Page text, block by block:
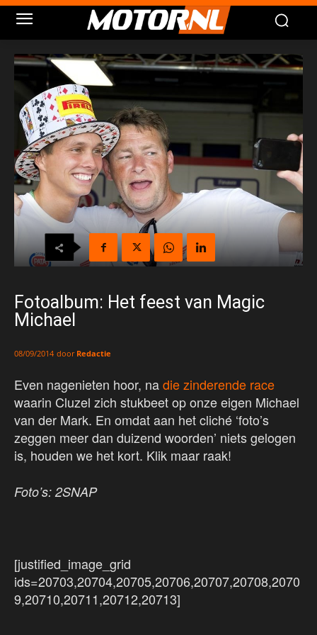
Fotoalbum: Het feest van Magic
Michael
08/09/2014 door Redactie
Even nagenieten hoor, nadie zinderende race
waarin Cluzel zich stukbeet op onze eigen Michael
van der Mark. En omdat aan het cliché ‘foto’s
zeggen meer dan duizend woorden’ niets gelogen
is, houden we het kort. Klik maar raak!
Foto’s: 2SNAP
[justified_image_grid
ids=20703,20704,20705,20706,20707,20708,2070
9,20710,20711,20712,20713]